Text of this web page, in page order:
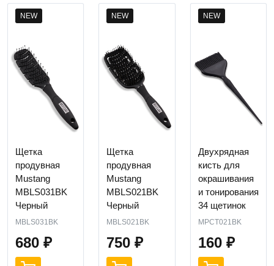
NEW
Щетка
продувная
Mustang
MBLS031BK
Черный
MBLS031BK
680 ₽
NEW
Щетка
продувная
Mustang
MBLS021BK
Черный
MBLS021BK
750₽
NEW
Двухрядная
кисть для
окрашивания
и тонирования
34 щетинок
MPCT021BK
160 ₽